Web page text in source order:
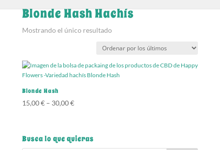
Blonde Hash Hachís
Mostrando el único resultado
Blonde Hash
15,00€– 30,00€
Busca lo que quieras